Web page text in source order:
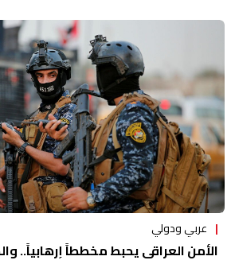
عربي ودولي
الأمن العراقي يحبط مخططاً إرهابياً..